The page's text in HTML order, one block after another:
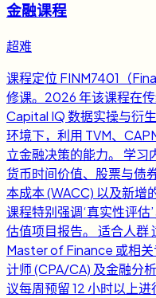
金融课程
超难
课程定位 FINM7401（
修课。2026 年该课程在
Capital IQ 数据实操与衍
环境下，利用 TVM、
立金融决策的能力。 学
货币时间价值、股票与债
本成本 (WACC) 以及新增
课程特别强调‘真实性评
估值项目报告。 适合人
Master of Finance 或相
计师 (CPA/CA) 及金融分
议每周预留 12 小时以上进